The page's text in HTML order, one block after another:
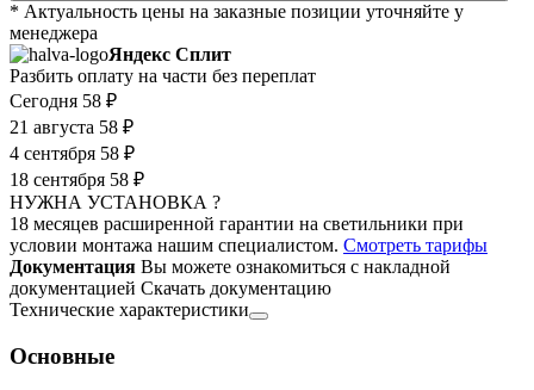
* Актуальность цены на заказные позиции уточняйте у
менеджера
Яндекс Сплит
Разбить оплату на части без переплат
Сегодня 58 ₽
21 августа 58 ₽
4 сентября 58 ₽
18 сентября 58 ₽
НУЖНА УСТАНОВКА ?
18 месяцев расширенной гарантии на светильники при
условии монтажа нашим специалистом. Смотреть тарифы
Документация Вы можете ознакомиться с накладной
документацией Скачать документацию
Технические характеристики
Основные